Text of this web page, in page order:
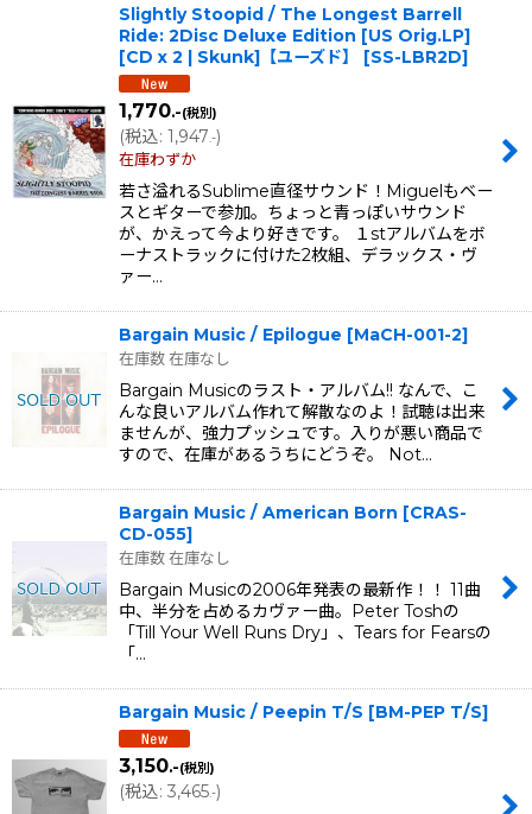
Slightly Stoopid / The Longest Barrell
Ride: 2Disc Deluxe Edition [US Orig.LP]
[CD x 2 | Skunk]【ユーズド】
[SS-LBR2D]
1,770.-(税別)
(税込: 1,947.-)
在庫わずか
若さ溢れるSublime直径サウンド！Miguelもベー
スとギターで参加。ちょっと青っぽいサウンド
が、かえって今より好きです。 １stアルバムをボ
ーナストラックに付けた2枚組、デラックス・ヴ
ァー…
Bargain Music / Epilogue [MaCH-001-2]
在庫数 在庫なし
Bargain Musicのラスト・アルバム!! なんで、こ
んな良いアルバム作れて解散なのよ！試聴は出来
ませんが、強力プッシュです。入りが悪い商品で
すので、在庫があるうちにどうぞ。 Not…
Bargain Music / American Born [CRAS-
CD-055]
在庫数 在庫なし
Bargain Musicの2006年発表の最新作！！ 11曲
中、半分を占めるカヴァー曲。Peter Toshの
「Till Your Well Runs Dry」、Tears for Fearsの
「…
Bargain Music / Peepin T/S [BM-PEP T/S]
3,150.-(税別)
(税込: 3,465.-)